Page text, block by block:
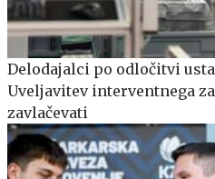
Delodajalci po odločitvi
Uveljavitev interventnega
zavlačevati